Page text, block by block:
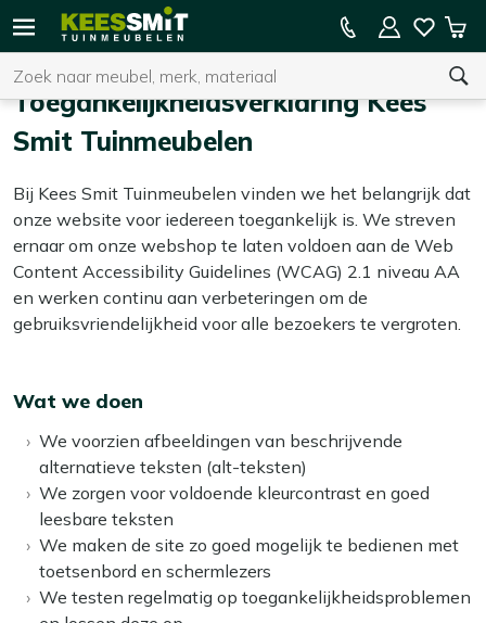
Kees
Tuinmeubelen
Zoeken
15% kassakorting op de hele collectie
Toegankelijkheidsverklaring Kees
Smit Tuinmeubelen
Bij Kees Smit Tuinmeubelen vinden we het belangrijk dat
onze website voor iedereen toegankelijk is. We streven
ernaar om onze webshop te laten voldoen aan de Web
Content Accessibility Guidelines (WCAG) 2.1 niveau AA
en werken continu aan verbeteringen om de
gebruiksvriendelijkheid voor alle bezoekers te vergroten.
Wat we doen
We voorzien afbeeldingen van beschrijvende
alternatieve teksten (alt-teksten)
We zorgen voor voldoende kleurcontrast en goed
leesbare teksten
We maken de site zo goed mogelijk te bedienen met
toetsenbord en schermlezers
We testen regelmatig op toegankelijkheidsproblemen